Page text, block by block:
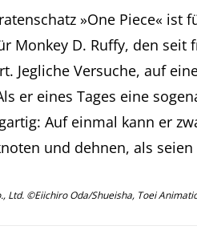
»One Piece« ist
Monkey D. Ruffy, den
Jegliche Versuche, auf
er eines Tages eine
Auf einmal kann er
und dehnen, als
Ltd. ©Eiichiro Oda/Shueisha, Toei